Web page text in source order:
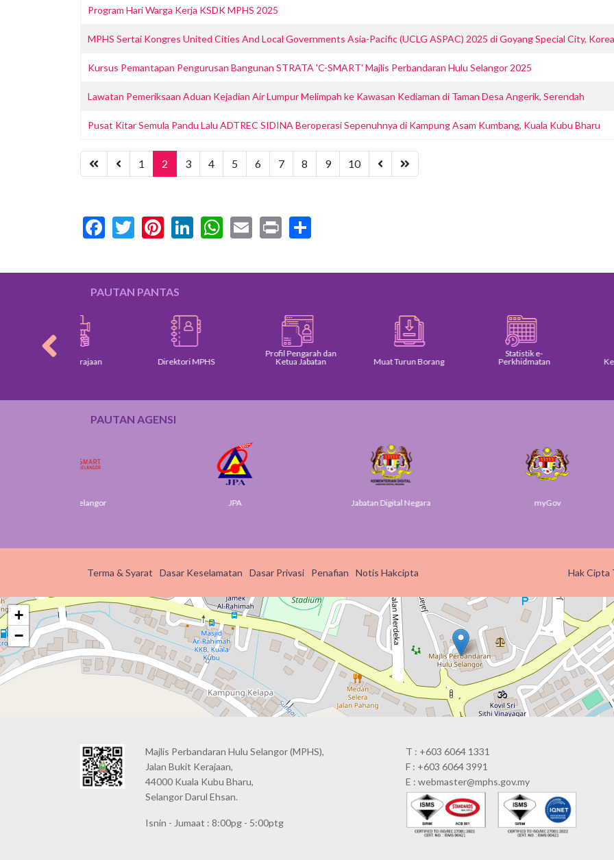
Program Hari Warga Kerja KSDK MPHS 2025
MPHS Sertai Kongres United Cities And Local Governments Asia-Pacific (UCLG ASPAC) 2025 di Goyang Special City,
Kursus Pemantapan Pengurusan Bangunan STRATA 'C-SMART' Majlis Perbandaran Hulu Selangor 2025
Lawatan Pemeriksaan Aduan Kejadian Air Lumpur Melimpah ke Kawasan Kediaman di Taman Desa Angerik, Serendah
Pusat Kitar Semula Pandu Lalu ADTREC SIDINA Beroperasi Sepenuhnya di Kampung Asam Kumbang, Kuala Kubu Bharu
1 2 3 4 5 6 7 8 9 10
Facebook
Twitter
Pinterest
LinkedIn
WhatsApp
Email
Print
PAUTAN PANTAS
Direktori MPHS
Profil Pengarah dan
Ketua Jabatan
Muat Turun Borang
Statistik e-
Perkhidmatan
Keratan
PAUTAN AGENSI
Jabatan Digital Negara
Terma & Syarat Dasar Keselamatan Dasar Privasi Penafian Notis Hakcipta Hak Cipta
+
−
Majlis Perbandaran Hulu Selangor (MPHS),
Jalan Bukit Kerajaan,
44000 Kuala Kubu Bharu,
Selangor Darul Ehsan.
Isnin - Jumaat : 8:00pg - 5:00ptg
T : +603 6064 1331
F : +603 6064 3991
E : webmaster@mphs.gov.my